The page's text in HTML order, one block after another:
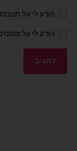
הודע לי על
הודע לי על